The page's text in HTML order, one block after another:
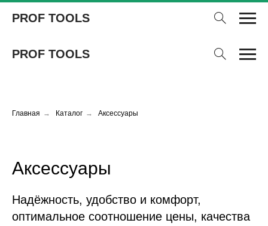
PROF TOOLS
PROF TOOLS
Главная → Каталог → Аксессуары
Аксессуары
Надёжность, удобство и комфорт,
оптимальное соотношение цены, качества